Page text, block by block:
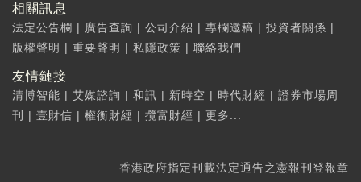
相關訊息
法定公告欄 | 廣告查詢 | 公司介紹 | 專欄邀稿 | 投資者關係 |
版權聲明 | 重要聲明 | 私隱政策 | 聯絡我們
友情鏈接
清博智能 | 艾媒諮詢 | 和訊 | 新時空 | 時代財經 | 證券市場周
刊
| 壹財信 | 權衡財經 | 攬富財經 | 更多...
香港政府指定刊載法定通告之憲報刊登報章